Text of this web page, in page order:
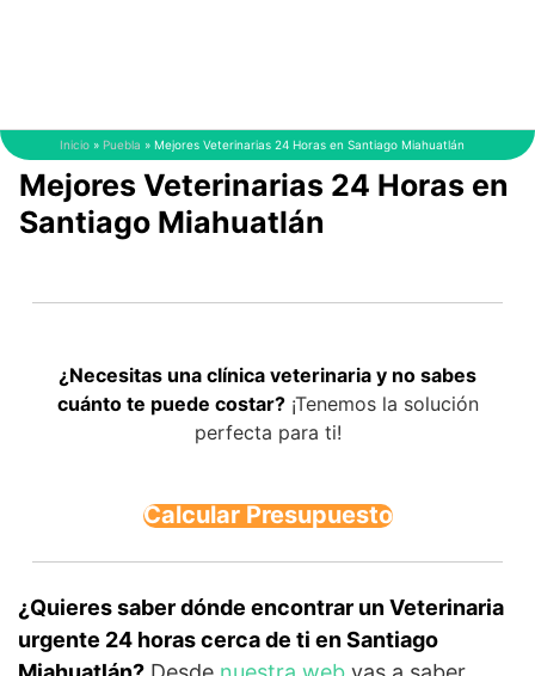
Inicio » Puebla » Mejores Veterinarias 24 Horas en Santiago Miahuatlán
Mejores Veterinarias 24 Horas en
Santiago Miahuatlán
¿Necesitas una clínica veterinaria y no sabes
cuánto te puede costar?¡Tenemos la solución
perfecta para ti!
Calcular Presupuesto
¿Quieres saber dónde encontrar un Veterinaria
urgente 24 horas cerca de ti en Santiago